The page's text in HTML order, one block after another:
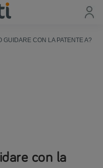
GUIDARE CON LA PATENTE A?
con la